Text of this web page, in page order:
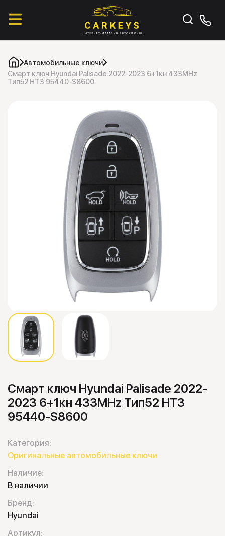
Автомобильные ключи
Смарт ключ Hyundai Palisade 2022-2023 6+1кн 433MHz
Тип52 HT3 95440-S8600
Смарт ключ Hyundai Palisade 2022-
2023 6+1кн 433MHz Тип52 HT3
95440-S8600
Категория:
Оригинальные автомобильные ключи
Наличие:
В наличии
Бренд:
Hyundai
Артикул: